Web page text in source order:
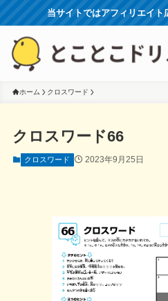
当サイトではアフィリエイト
ホーム クロスワード
クロスワード66
クロスワード 2023年9月25日